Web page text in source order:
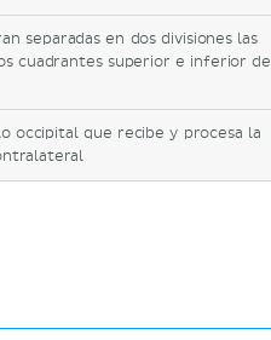
separadas en dos divisiones las
cuadrantes superior e inferior de
occipital que recibe y procesa la